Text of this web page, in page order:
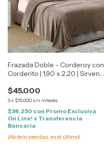
Frazada Doble - Corderoy con
Corderito | 1,90 x 2,20 | Sirven
$45.000
3x $15.000 sin interés
$38.250 con Promo Exclusiva
On Line! x Transferencia
Bancaria
¡No te lo pierdas, es el último!